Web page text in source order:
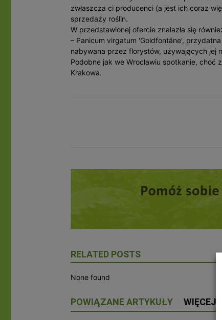
zwłaszcza ci producenci (a jest ich coraz
sprzedaży roślin.
W przedstawionej ofercie znalazła się
– Panicum virgatum 'Goldfontäne’,
nabywana przez florystów, używających jej
Podobne jak we Wrocławiu spotkanie, choć
Krakowa.
RELATED POSTS
None found
POWIĄZANE ARTYKUŁY WIĘCEJ